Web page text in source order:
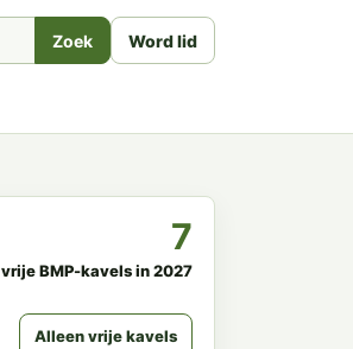
Zoek Word lid
7
vrije BMP-kavels in 2027
Alleen vrije kavels